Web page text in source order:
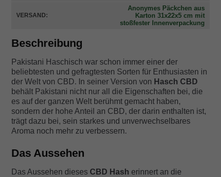
VERSAND:
Anonymes Päckchen aus
Karton 31x22x5 cm mit
stoßfester Innenverpackung
Beschreibung
Pakistani Haschisch war schon immer einer der
beliebtesten und gefragtesten Sorten für Enthusiasten in
der Welt von CBD. In seiner Version von Hasch CBD
behält Pakistani nicht nur all die Eigenschaften bei, die
es auf der ganzen Welt berühmt gemacht haben,
sondern der hohe Anteil an CBD, der darin enthalten ist,
trägt dazu bei, sein starkes und unverwechselbares
Aroma noch mehr zu verbessern.
Das Aussehen
Das Aussehen dieses CBD Hash erinnert an die